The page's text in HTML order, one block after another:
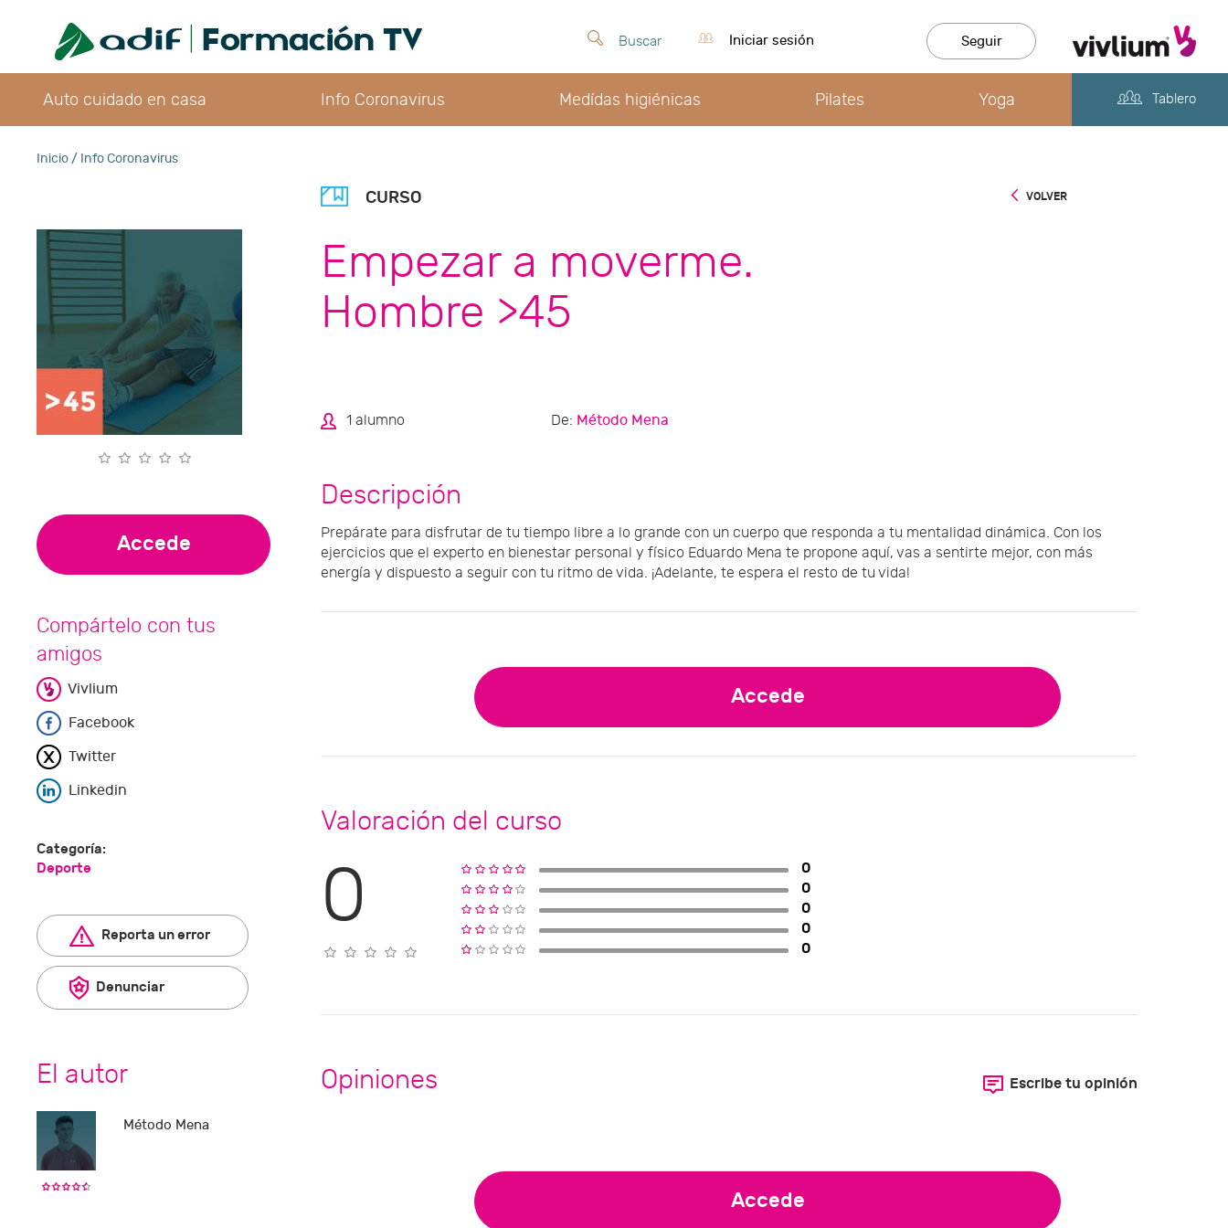
Buscar Iniciar sesión Seguir
Auto cuidado en casa Info Coronavirus Medídas higiénicas Pilates Yoga Tablero
Inicio / Info Coronavirus
CURSO VOLVER
Empezar a moverme.
Hombre >45
1 alumno De: Método Mena
Descripción
Prepárate para disfrutar de tu tiempo libre a lo grande con un cuerpo que responda a tu mentalidad dinámica. Con los
ejercicios que el experto en bienestar personal y físico Eduardo Mena te propone aquí, vas a sentirte mejor, con más
energía y dispuesto a seguir con tu ritmo de vida. ¡Adelante, te espera el resto de tu vida!
Accede
Valoración del curso
0
0
0
0
0
0
Opiniones Escribe tu opinión
Accede
Accede
Compártelo con tus
amigos
Vivlium
Facebook
Twitter
Linkedin
Categoría:
Deporte
Reporta un error
Denunciar
El autor
Método Mena